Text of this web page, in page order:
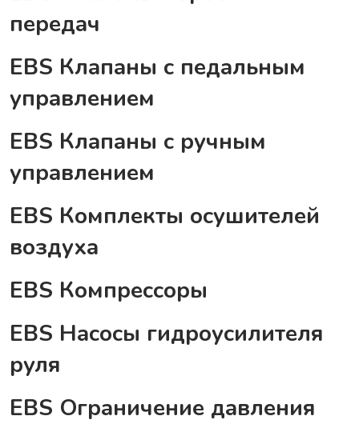
передач
EBS Клапаны с педальным
управлением
EBS Клапаны с ручным
управлением
EBS Комплекты осушителей
воздуха
EBS Компрессоры
EBS Насосы гидроусилителя
руля
EBS Ограничение давления